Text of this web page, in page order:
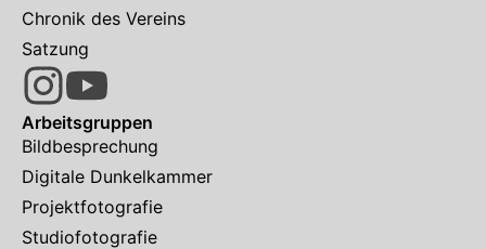
Chronik des Vereins
Satzung
Arbeitsgruppen
Bildbesprechung
Digitale Dunkelkammer
Projektfotografie
Studiofotografie